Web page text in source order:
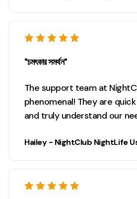
"চমৎকার সমর্থন"
The support team at
phenomenal! They are
and truly understand our
Hailey - NightClub NightLife